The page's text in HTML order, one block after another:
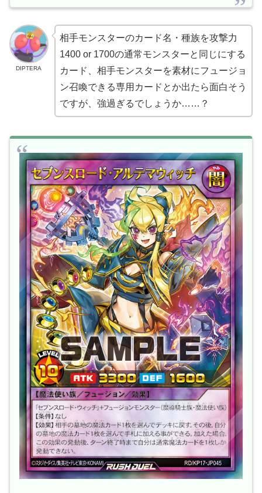
DIPTERA
相手モンスターのカード名・種族を攻撃力
1400 or 1700の通常モンスターと同じにする
カード、相手モンスターを素材にフュージョ
ン召喚できる専用カードとか出たら面白そう
ですが、強過ぎるでしょうか……？